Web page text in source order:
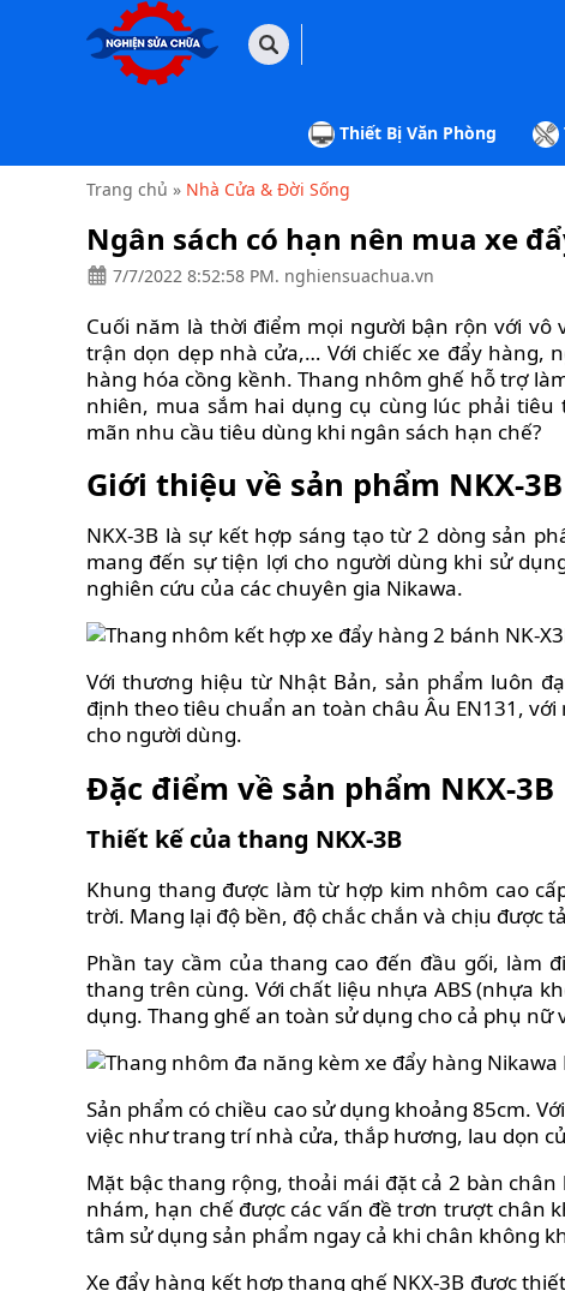
Thiết Bị Văn Phòng
BỊ
Trang chủ » Nhà Cửa & Đời Sống
Ngân sách có hạn nên mua xe
7/7/2022 8:52:58 PM. nghiensuachua.vn
Cuối năm là thời điểm mọi người bận rộn với
trận dọn dẹp nhà cửa,… Với chiếc xe đẩy hàng,
hàng hóa cồng kềnh. Thang nhôm ghế hỗ trợ
nhiên, mua sắm hai dụng cụ cùng lúc phải
mãn nhu cầu tiêu dùng khi ngân sách hạn chế?
Giới thiệu về sản phẩm NKX-3B
NKX-3B là sự kết hợp sáng tạo từ 2 dòng sản
mang đến sự tiện lợi cho người dùng khi sử
nghiên cứu của các chuyên gia Nikawa.
Với thương hiệu từ Nhật Bản, sản phẩm luôn
định theo tiêu chuẩn an toàn châu Âu EN131,
cho người dùng.
Đặc điểm về sản phẩm NKX-3B
Thiết kế của thang NKX-3B
Khung thang được làm từ hợp kim nhôm cao
trời. Mang lại độ bền, độ chắc chắn và chịu được
Phần tay cầm của thang cao đến đầu gối, làm
thang trên cùng. Với chất liệu nhựa ABS (nhựa
dụng. Thang ghế an toàn sử dụng cho cả phụ nữ
Sản phẩm có chiều cao sử dụng khoảng 85cm.
việc như trang trí nhà cửa, thắp hương, lau dọn
Mặt bậc thang rộng, thoải mái đặt cả 2 bàn
nhám, hạn chế được các vấn đề trơn trượt chân
tâm sử dụng sản phẩm ngay cả khi chân không
Xe đẩy hàng kết hợp thang ghế NKX-3B được